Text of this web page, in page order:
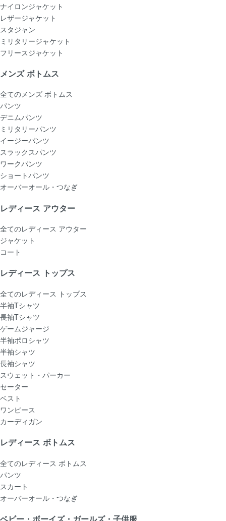
ナイロンジャケット
レザージャケット
スタジャン
ミリタリージャケット
フリースジャケット
メンズ ボトムス
全てのメンズ ボトムス
パンツ
デニムパンツ
ミリタリーパンツ
イージーパンツ
スラックスパンツ
ワークパンツ
ショートパンツ
オーバーオール・つなぎ
レディース アウター
全てのレディース アウター
ジャケット
コート
レディース トップス
全てのレディース トップス
半袖Tシャツ
長袖Tシャツ
ゲームジャージ
半袖ポロシャツ
半袖シャツ
長袖シャツ
スウェット・パーカー
セーター
ベスト
ワンピース
カーディガン
レディース ボトムス
全てのレディース ボトムス
パンツ
スカート
オーバーオール・つなぎ